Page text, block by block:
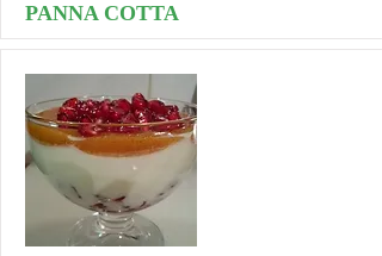
PANNA COTTA